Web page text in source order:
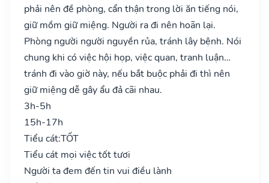
phải nên đề phòng, cẩn thận trong lời ăn tiếng nói,
giữ mồm giữ miệng. Người ra đi nên hoãn lại.
Phòng người người nguyền rủa, tránh lây bệnh. Nói
chung khi có việc hội họp, việc quan, tranh luận…
tránh đi vào giờ này, nếu bắt buộc phải đi thì nên
giữ miệng dễ gây ẩu đả cãi nhau.
3h-5h
15h-17h
Tiểu cát:TỐT
Tiểu cát mọi việc tốt tươi
Người ta đem đến tin vui điều lành